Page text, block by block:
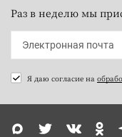
Раз в неделю мы
Я даю согласие на